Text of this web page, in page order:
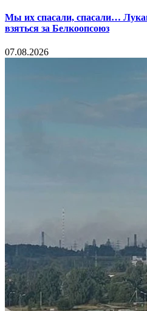
Мы их спасали, спасали…
взяться за Белкоопсоюз
07.08.2026